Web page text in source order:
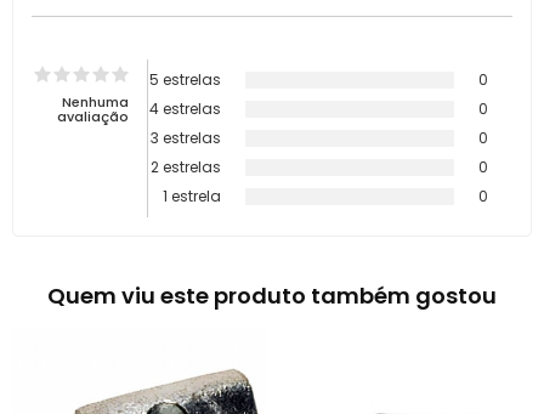
Nenhuma
avaliação
5 estrelas
0
4 estrelas
0
3 estrelas
0
2 estrelas
0
1 estrela
0
Quem viu este produto também gostou